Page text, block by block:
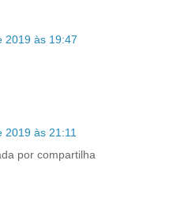
2019 às 19:47
2019 às 21:11
por compartilha